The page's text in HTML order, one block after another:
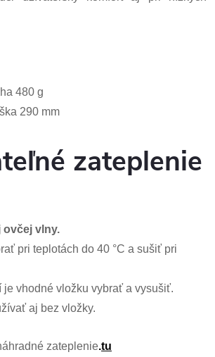
480 g
290 mm
zateplenie
ovčej vlny.
pri teplotách do 40 °C a sušiť pri
je vhodné vložku vybrať a vysušiť.
aj bez vložky.
zateplenie.tu